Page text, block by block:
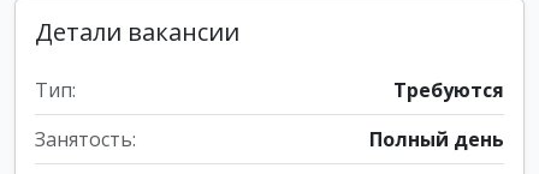
Детали вакансии
Тип:
Требуются
Занятость:
Полный день